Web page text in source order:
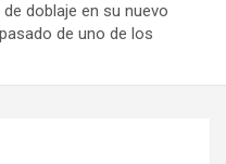
de doblaje en su nuevo
de uno de los